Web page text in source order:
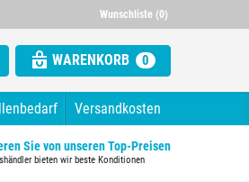
Wunschliste (0)
Alle Rechnung mit ausgewiesener
WARENKORB 0
Versandkosten
Sie von unseren Top-Preisen
bieten wir beste Konditionen